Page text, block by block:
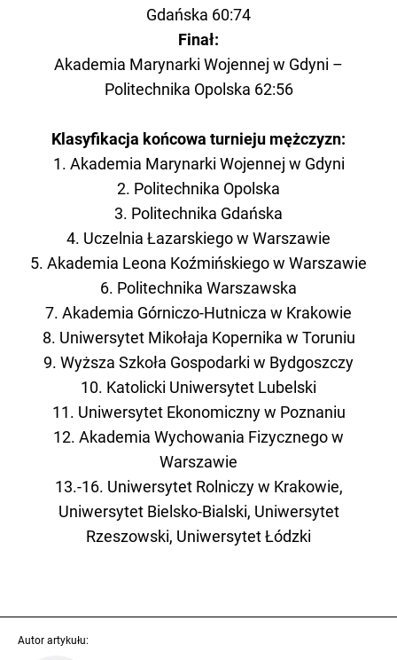
Gdańska 60:74
Finał:
Akademia Marynarki Wojennej w Gdyni –
Politechnika Opolska 62:56
Klasyfikacja końcowa turnieju mężczyzn:
1. Akademia Marynarki Wojennej w Gdyni
2. Politechnika Opolska
3. Politechnika Gdańska
4. Uczelnia Łazarskiego w Warszawie
5. Akademia Leona Koźmińskiego w Warszawie
6. Politechnika Warszawska
7. Akademia Górniczo-Hutnicza w Krakowie
8. Uniwersytet Mikołaja Kopernika w Toruniu
9. Wyższa Szkoła Gospodarki w Bydgoszczy
10. Katolicki Uniwersytet Lubelski
11. Uniwersytet Ekonomiczny w Poznaniu
12. Akademia Wychowania Fizycznego w
Warszawie
13.-16. Uniwersytet Rolniczy w Krakowie,
Uniwersytet Bielsko-Bialski, Uniwersytet
Rzeszowski, Uniwersytet Łódzki
Autor artykułu: